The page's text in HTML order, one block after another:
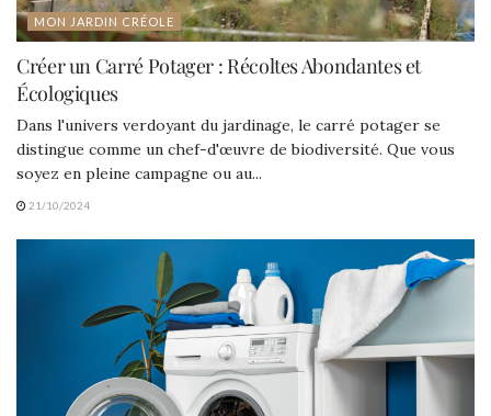
MON JARDIN CRÉOLE
Créer un Carré Potager : Récoltes Abondantes et
Écologiques
Dans l'univers verdoyant du jardinage, le carré potager se
distingue comme un chef-d'œuvre de biodiversité. Que vous
soyez en pleine campagne ou au...
21/10/2024